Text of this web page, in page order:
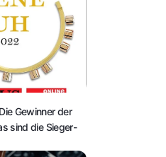
Gewinner der
sind die Sieger-